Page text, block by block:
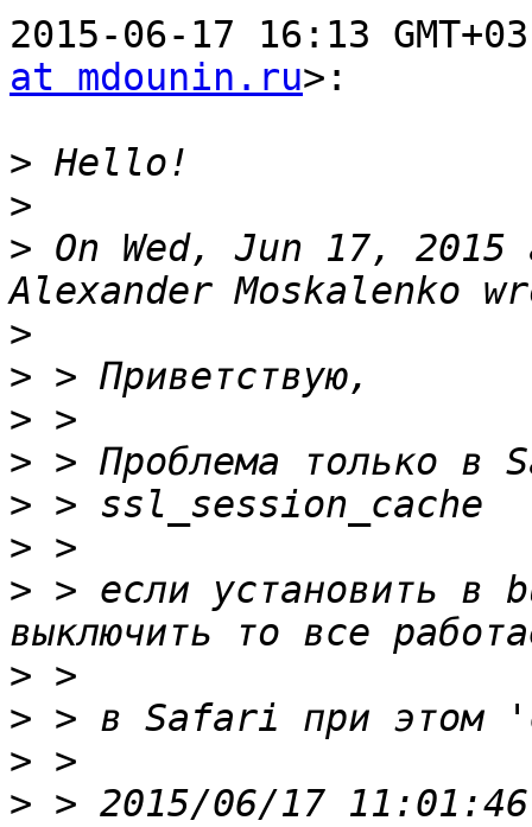
2015-06-17 16:13
at mdounin.ru>:
>
>
> On Wed, Jun 17,
>
>
>
>
>
>
> > если установить в
>
>
>
> > 2015/06/17